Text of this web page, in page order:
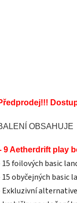
OBSAHUJE
9 Aetherdrift play
15 foilových basic
15 obyčejných basic
Exkluzivní